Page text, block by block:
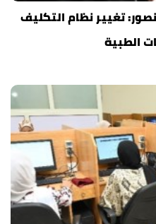
تغيير نظام التكليف
الطبية